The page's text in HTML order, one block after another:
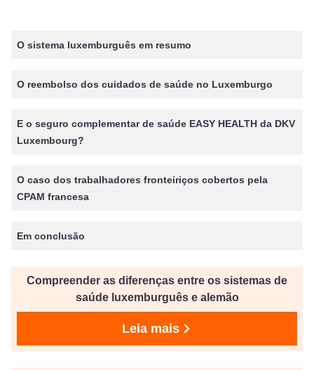
O sistema luxemburguês em resumo
O reembolso dos cuidados de saúde no Luxemburgo
E o seguro complementar de saúde EASY HEALTH da DKV
Luxembourg?
O caso dos trabalhadores fronteiriços cobertos pela
CPAM francesa
Em conclusão
Compreender as diferenças entre os sistemas de
saúde luxemburguês e alemão
Leia mais